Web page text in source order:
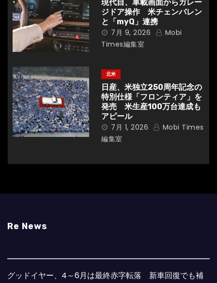
現代自、車載画面からガレー
ジドア操作 米チェンバレン
と「myQ」連携
7月 9, 2026
Mobi
Times編集室
北米
日産、米独立250周年記念の
特別仕様「フロンティア」を
発売 米生産100万台達成も
アピール
7月 1, 2026
Mobi Times
編集室
Re News
グッドイヤー、4～6月は最終赤字転落 新車回復でも補